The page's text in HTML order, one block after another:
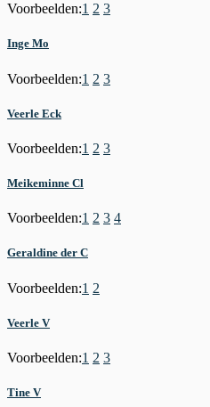
Voorbeelden:1 2 3
Inge Mo
Voorbeelden:1 2 3
Veerle Eck
Voorbeelden:1 2 3
Meikeminne Cl
Voorbeelden:1 2 3 4
Geraldine der C
Voorbeelden:1 2
Veerle V
Voorbeelden:1 2 3
Tine V